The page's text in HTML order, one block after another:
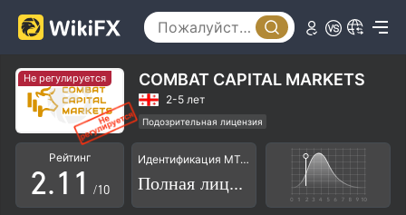
Не регулируется COMBAT CAPITAL MARKETS
2-5 лет
Подозрительная лицензия
Основной стандарт MT5
Высокие потенциальные риски
Рейтинг
0
1
2.
0
1
0
1 /10
Идентификация MT4/5
Полная лицензия